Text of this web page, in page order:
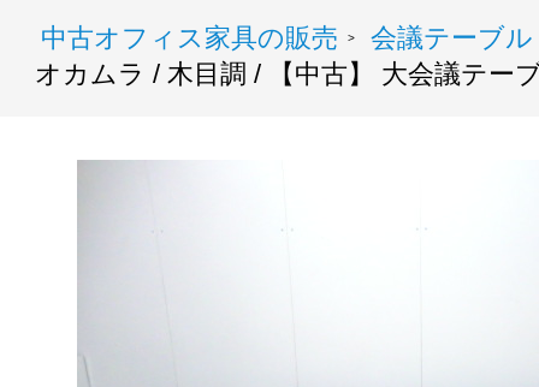
中古オフィス家具の販売 >
会議テーブル
オカムラ / 木目調 / 【中古】 大会議テー